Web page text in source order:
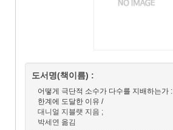
도서명(책이름) :
어떻게 극단적 소수가 다수를 지배하는가 :
한계에 도달한 이유 /
대니얼 지블랫 지음 ;
박세연 옮김